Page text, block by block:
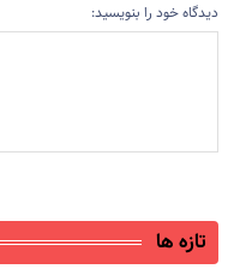
دیدگاه خود را بنویسید:
تازه ها